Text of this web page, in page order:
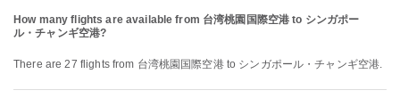
How many flights are available from 台湾桃園国際空港 to シンガポー
ル・チャンギ空港?
There are 27 flights from 台湾桃園国際空港 to シンガポール・チャンギ空港.